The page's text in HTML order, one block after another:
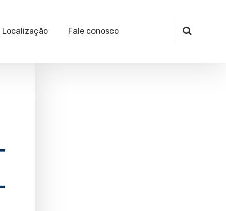
Localização Fale conosco